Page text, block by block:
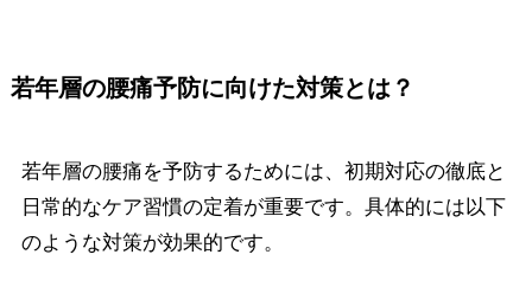
若年層の腰痛予防に向けた対策とは？
若年層の腰痛を予防するためには、初期対応の徹底と
日常的なケア習慣の定着が重要です。具体的には以下
のような対策が効果的です。